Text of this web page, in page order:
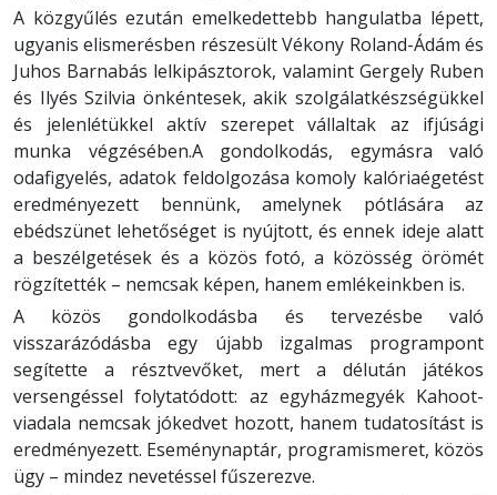
A közgyűlés ezután emelkedettebb hangulatba lépett,
ugyanis elismerésben részesült Vékony Roland-Ádám és
Juhos Barnabás lelkipásztorok, valamint Gergely Ruben
és Ilyés Szilvia önkéntesek, akik szolgálatkészségükkel
és jelenlétükkel aktív szerepet vállaltak az ifjúsági
munka végzésében.A gondolkodás, egymásra való
odafigyelés, adatok feldolgozása komoly kalóriaégetést
eredményezett bennünk, amelynek pótlására az
ebédszünet lehetőséget is nyújtott, és ennek ideje alatt
a beszélgetések és a közös fotó, a közösség örömét
rögzítették – nemcsak képen, hanem emlékeinkben is.
A közös gondolkodásba és tervezésbe való
visszarázódásba egy újabb izgalmas programpont
segítette a résztvevőket, mert a délután játékos
versengéssel folytatódott: az egyházmegyék Kahoot-
viadala nemcsak jókedvet hozott, hanem tudatosítást is
eredményezett. Eseménynaptár, programismeret, közös
ügy – mindez nevetéssel fűszerezve.